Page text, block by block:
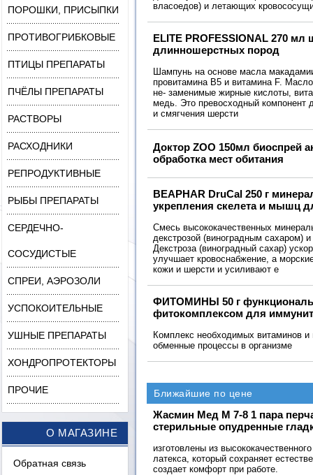
ПОРОШКИ, ПРИСЫПКИ
ПРОТИВОГРИБКОВЫЕ
ПТИЦЫ ПРЕПАРАТЫ
ПЧЁЛЫ ПРЕПАРАТЫ
РАСТВОРЫ
РАСХОДНИКИ
РЕПРОДУКТИВНЫЕ
РЫБЫ ПРЕПАРАТЫ
СЕРДЕЧНО-
СОСУДИСТЫЕ
СПРЕИ, АЭРОЗОЛИ
УСПОКОИТЕЛЬНЫЕ
УШНЫЕ ПРЕПАРАТЫ
ХОНДРОПРОТЕКТОРЫ
ПРОЧИЕ
О МАГАЗИНЕ
Обратная связь
власоедов) и летающих
ELITE PROFESSIONAL 270
длинношерстных пород
Шампунь на основе масла
провитамина В5 и витамина F.
не- заменимые жирные кислоты,
медь. Это превосходный компонент
и смягчения шерсти
Доктор ZOO 150мл биоспрей
обработка мест обитания
BEAPHAR DruCal 250 г
укрепления скелета и мышц
Смесь высококачественных
декстрозой (виноградным сахаром)
Декстроза (виноградный сахар)
улучшает кровоснабжение, а
кожи и шерсти и усиливают е
ФИТОМИНЫ 50 г
фитокомплексом для
Комплекс необходимых витаминов
обменные процессы в организме
Ближайшие по цене
Жасмин Мед М 7-8 1 пара
стерильные опудренные
изготовлены из
латекса, который сохраняет
создает комфорт при работе.